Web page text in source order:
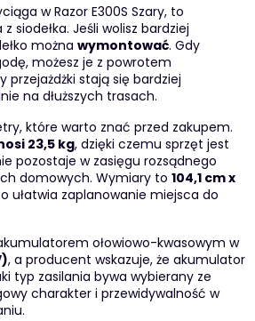
w Razor E300S Szary, to
siodełka. Jeśli wolisz bardziej
można wymontować. Gdy
możesz je z powrotem
stają się bardziej
na dłuższych trasach.
które warto znać przed zakupem.
23,5 kg, dzięki czemu sprzęt jest
pozostaje w zasięgu rozsądnego
domowych. Wymiary to 104,1 cm x
ułatwia zaplanowanie miejsca do
ołowiowo-kwasowym w
, a producent wskazuje, że akumulator
typ zasilania bywa wybierany ze
charakter i przewidywalność w